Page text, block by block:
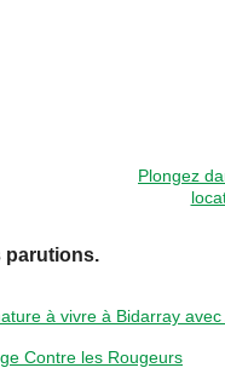
Plongez
parutions.
à vivre à Bidarray avec
Contre les Rougeurs